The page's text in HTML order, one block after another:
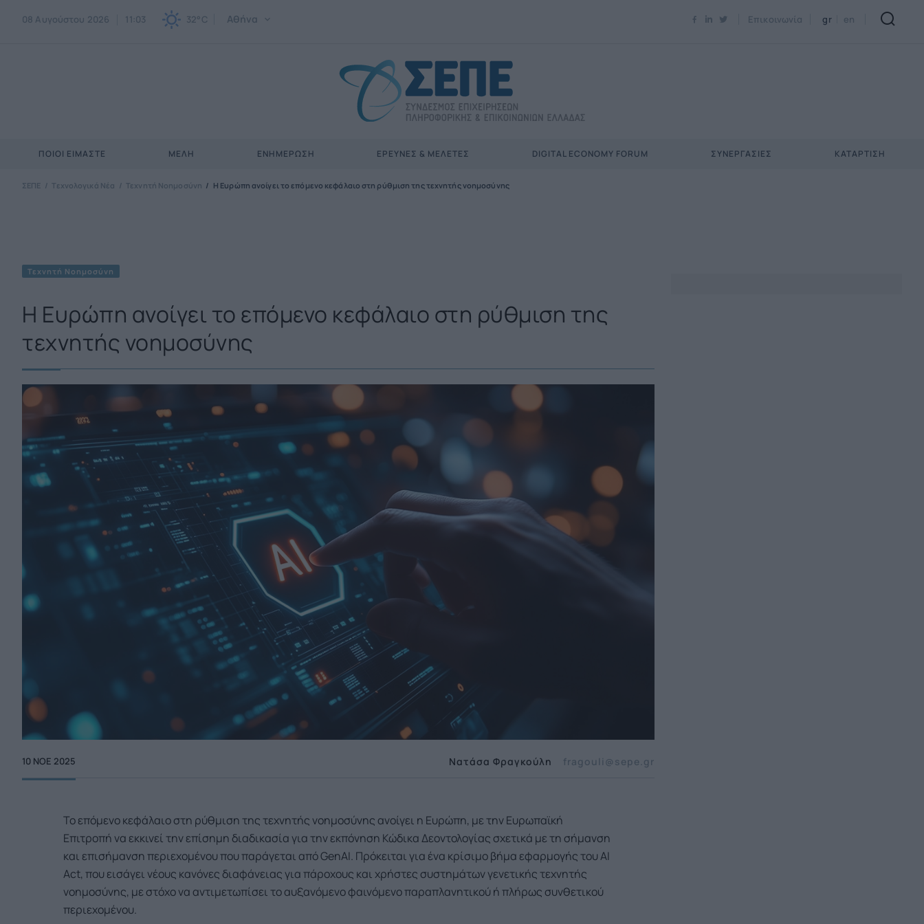
08 Αυγούστου 2026 11:03 32°C Αθήνα Επικοινωνία gr en
ΠΟΙΟΙ ΕΊΜΑΣΤΕ ΜΈΛΗ ΕΝΗΜΕΡΩΣΗ ΈΡΕΥΝΕΣ & ΜΕΛΈΤΕΣ DIGITAL ECONOMY FORUM ΣΥΝΕΡΓΑΣΊΕΣ ΚΑΤΆΡΤΙΣΗ
ΣΕΠΕ Τεχνολογικά Νέα Τεχνητή Νοημοσύνη Η Ευρώπη ανοίγει το επόμενο κεφάλαιο στη ρύθμιση της τεχνητής νοημοσύνης
Τεχνητή Νοημοσύνη
Η Ευρώπη ανοίγει το επόμενο κεφάλαιο στη ρύθμιση της
τεχνητής νοημοσύνης
10 ΝΟΕ 2025 Νατάσα Φραγκούλη fragouli@sepe.gr
Το επόμενο κεφάλαιο στη ρύθμιση της τεχνητής νοημοσύνης ανοίγει η Ευρώπη, με την Ευρωπαϊκή
Επιτροπή να εκκινεί την επίσημη διαδικασία για την εκπόνηση Κώδικα Δεοντολογίας σχετικά με τη σήμανση
και επισήμανση περιεχομένου που παράγεται από GenΑΙ. Πρόκειται για ένα κρίσιμο βήμα εφαρμογής του AI
Act, που εισάγει νέους κανόνες διαφάνειας για πάροχους και χρήστες συστημάτων γενετικής τεχνητής
νοημοσύνης, με στόχο να αντιμετωπίσει το αυξανόμενο φαινόμενο παραπλανητικού ή πλήρως συνθετικού
περιεχομένου.
Newsletter Email*